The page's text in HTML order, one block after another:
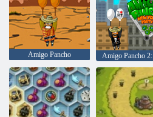
Amigo Pancho